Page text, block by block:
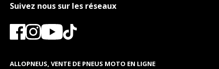
Suivez nous sur les réseaux
ALLOPNEUS, VENTE DE PNEUS MOTO EN LIGNE